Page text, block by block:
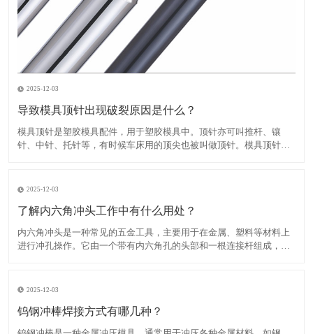
2025-12-03
导致模具顶针出现破裂原因是什么？
​模具顶针是塑胶模具配件，用于塑胶模具中。顶针亦可叫推杆、镶
针、中针、托针等，有时候车床用的顶尖也被叫做顶针。模具顶针出
接影响顶针的强度，导致断裂。​2、顶针设计不合理：如果模具
2025-12-03
了解内六角冲头工作中有什么用处？
​内六角冲头是一种常见的五金工具，主要用于在金属、塑料等材料上
进行冲孔操作。它由一个带有内六角孔的头部和一根连接杆组成，连
冲头、圆头内六角冲头、沉头内六角冲头等。根据连接杆的不同，
2025-12-03
钨钢冲棒焊接方式有哪几种？